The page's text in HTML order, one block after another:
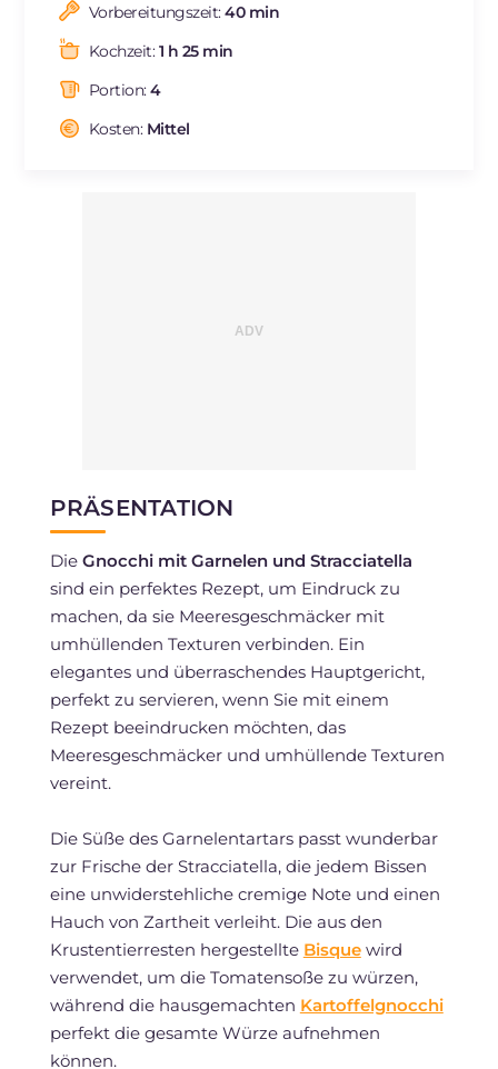
BR
NL
Vorbereitungszeit:40 min
Kochzeit:1 h 25 min
Portion:4
Kosten: Mittel
PRÄSENTATION
Die Gnocchi mit Garnelen und Stracciatella
sind ein perfektes Rezept, um Eindruck zu
machen, da sie Meeresgeschmäcker mit
umhüllenden Texturen verbinden. Ein
elegantes und überraschendes Hauptgericht,
perfekt zu servieren, wenn Sie mit einem
Rezept beeindrucken möchten, das
Meeresgeschmäcker und umhüllende Texturen
vereint.
Die Süße des Garnelentartars passt wunderbar
zur Frische der Stracciatella, die jedem Bissen
eine unwiderstehliche cremige Note und einen
Hauch von Zartheit verleiht. Die aus den
Krustentierresten hergestellte Bisquewird
verwendet, um die Tomatensoße zu würzen,
während die hausgemachten Kartoffelgnocchi
perfekt die gesamte Würze aufnehmen
können.